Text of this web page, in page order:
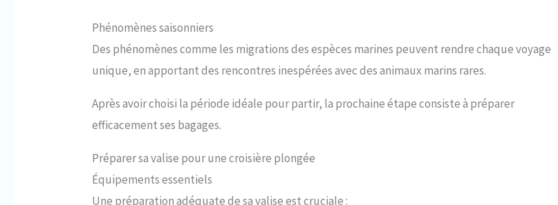
Phénomènes saisonniers
Des phénomènes comme les migrations des espèces marines peuvent rendre chaque voyage
unique, en apportant des rencontres inespérées avec des animaux marins rares.
Après avoir choisi la période idéale pour partir, la prochaine étape consiste à préparer
efficacement ses bagages.
Préparer sa valise pour une croisière plongée
Équipements essentiels
Une préparation adéquate de sa valise est cruciale :